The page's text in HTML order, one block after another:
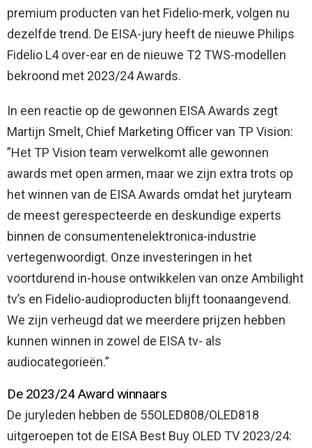
premium producten van het Fidelio-merk, volgen nu
dezelfde trend. De EISA-jury heeft de nieuwe Philips
Fidelio L4 over-ear en de nieuwe T2 TWS-modellen
bekroond met 2023/24 Awards.
In een reactie op de gewonnen EISA Awards zegt
Martijn Smelt, Chief Marketing Officer van TP Vision:
”Het TP Vision team verwelkomt alle gewonnen
awards met open armen, maar we zijn extra trots op
het winnen van de EISA Awards omdat het juryteam
de meest gerespecteerde en deskundige experts
binnen de consumentenelektronica-industrie
vertegenwoordigt. Onze investeringen in het
voortdurend in-house ontwikkelen van onze Ambilight
tv’s en Fidelio-audioproducten blijft toonaangevend.
We zijn verheugd dat we meerdere prijzen hebben
kunnen winnen in zowel de EISA tv- als
audiocategorieën.”
De 2023/24 Award winnaars
De juryleden hebben de 55OLED808/OLED818
uitgeroepen tot de EISA Best Buy OLED TV 2023/24: